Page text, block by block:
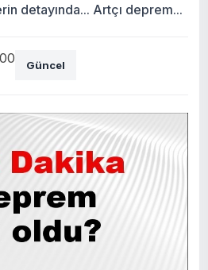
detayında... Artçı deprem...
Güncel